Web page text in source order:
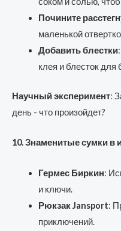
Почините
маленькой
Добавить блестки
клея и блесток для
Научный эксперимент:
день - что произойдет?
10. Знаменитые сумки в
Гермес Биркин:
и ключи.
Рюкзак Jansport:
приключений.